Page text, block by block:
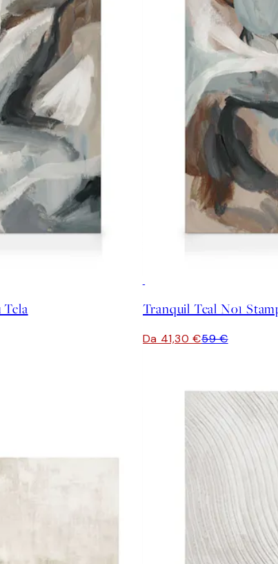
Tranquil Teal No1
Da 41,30 €59 €